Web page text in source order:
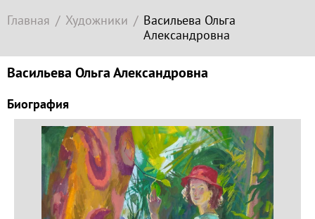
Главная Художники
Васильева Ольга
Александровна
Васильева Ольга Александровна
Биография
зарубежное
искусство
Локация
Гора
Левитана
Заречье
Набережная